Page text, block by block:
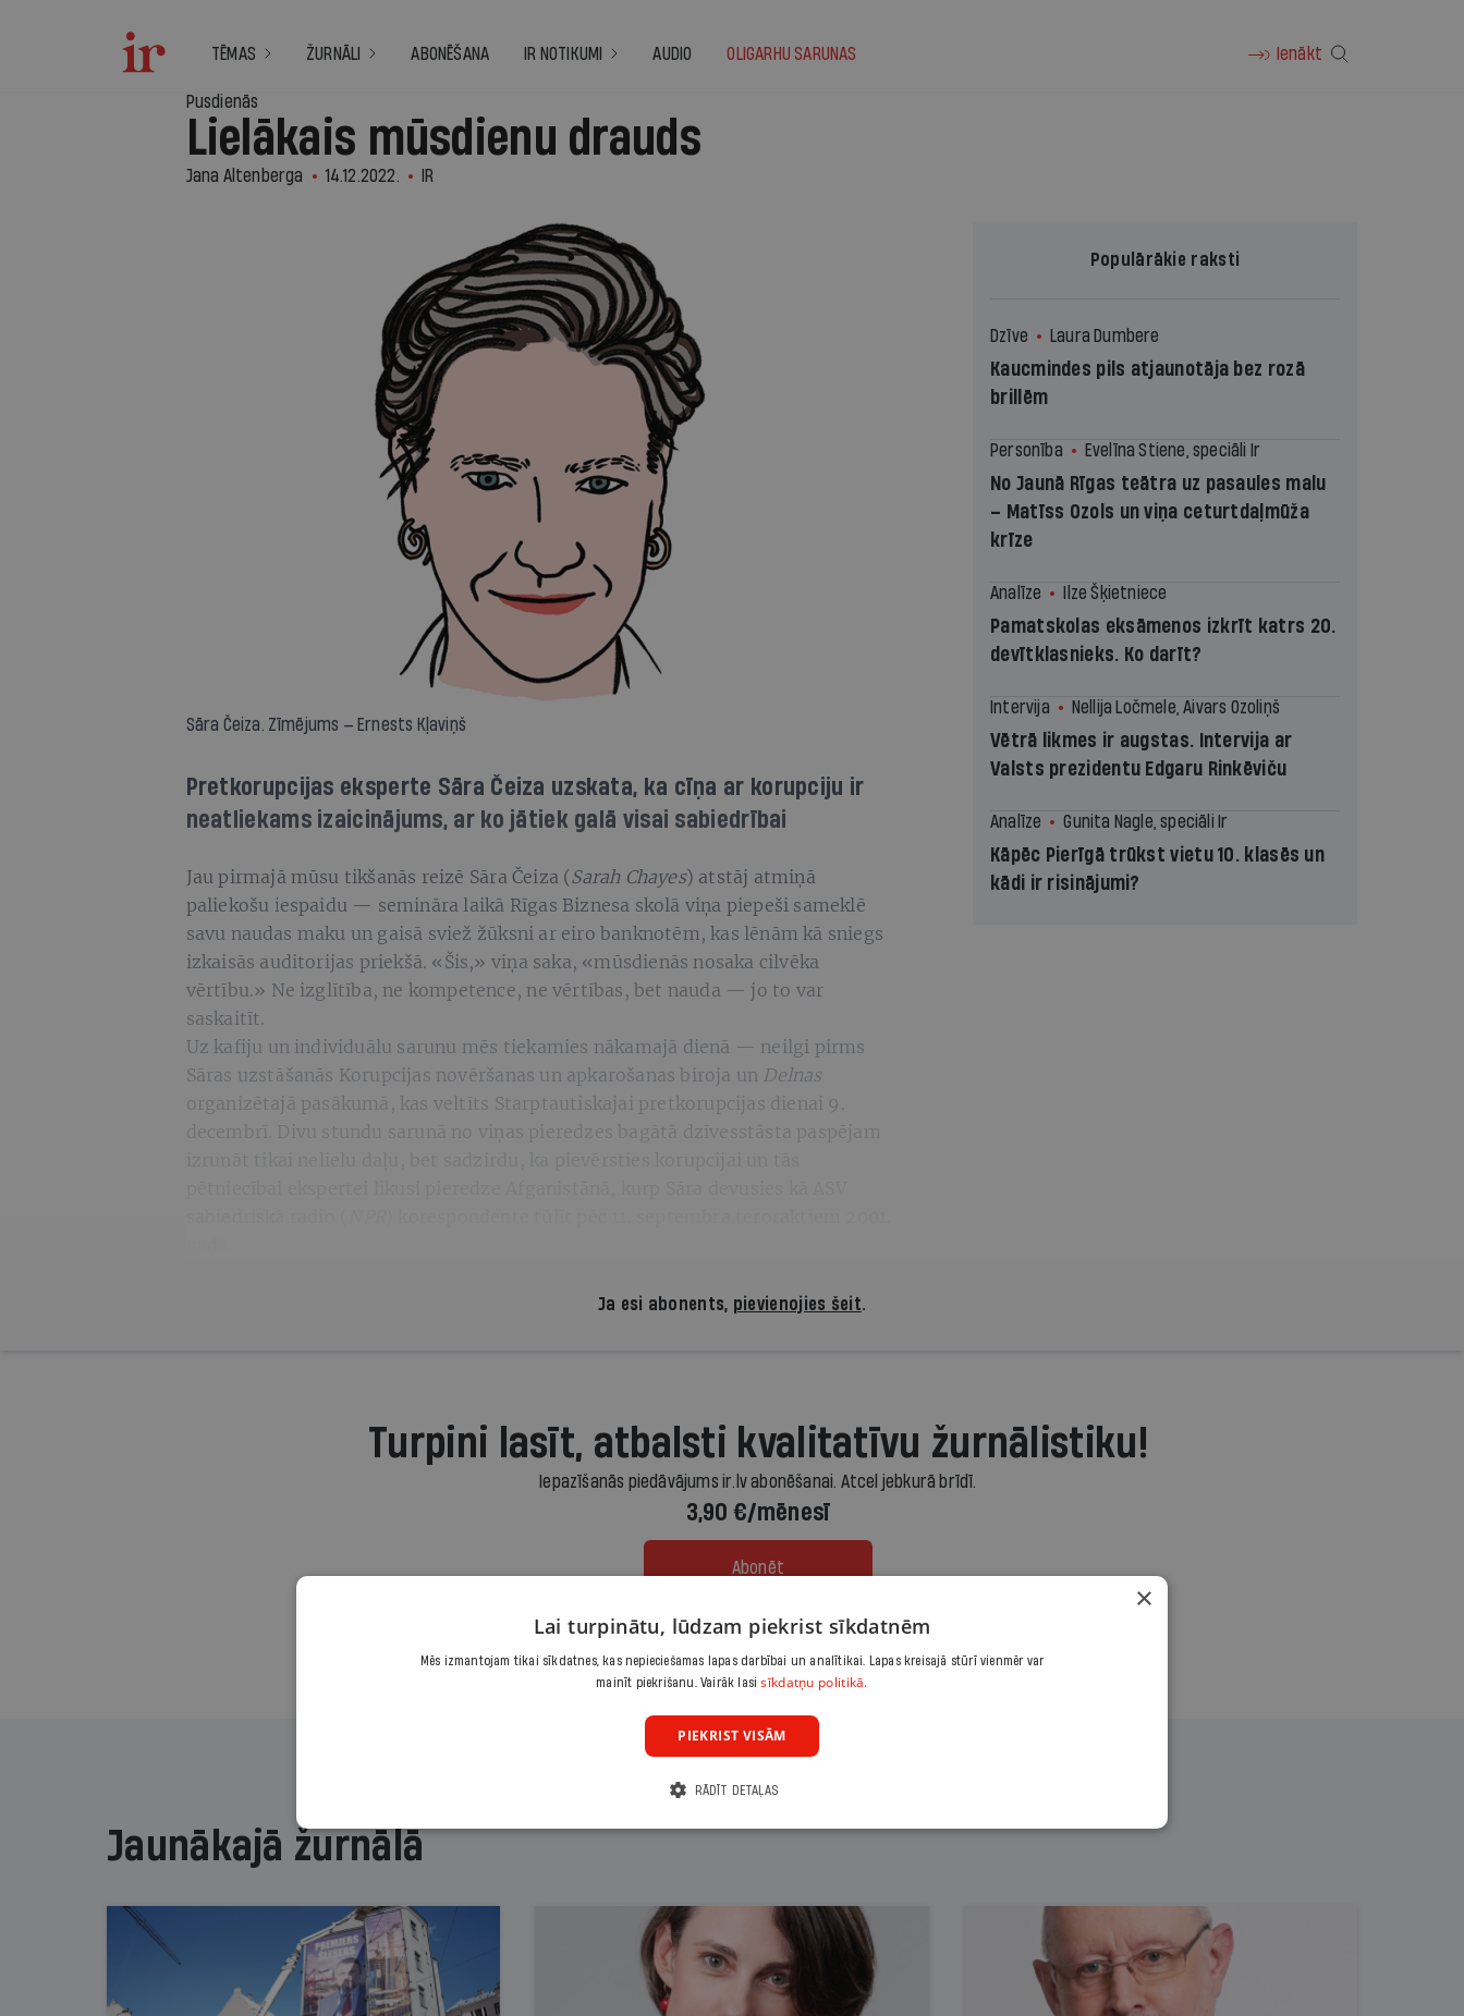
TĒMAS ŽURNĀLI ABONĒŠANA IR NOTIKUMI AUDIO OLIGARHU SARUNAS Ienākt
Pusdienās
Lielākais mūsdienu drauds
Jana Altenberga 14.12.2022. IR
Sāra Čeiza. Zīmējums — Ernests Kļaviņš
Pretkorupcijas eksperte Sāra Čeiza uzskata, ka cīņa ar korupciju ir
neatliekams izaicinājums, ar ko jātiek galā visai sabiedrībai
Jau pirmajā mūsu tikšanās reizē Sāra Čeiza (Sarah Chayes) atstāj atmiņā
paliekošu iespaidu — semināra laikā Rīgas Biznesa skolā viņa piepeši sameklē
savu naudas maku un gaisā sviež žūksni ar eiro banknotēm, kas lēnām kā sniegs
izkaisās auditorijas priekšā. «Šis,» viņa saka, «mūsdienās nosaka cilvēka
vērtību.» Ne izglītība, ne kompetence, ne vērtības, bet nauda — jo to var
saskaitīt.
Uz kafiju un individuālu sarunu mēs tiekamies nākamajā dienā — neilgi pirms
Sāras uzstāšanās Korupcijas novēršanas un apkarošanas biroja un Delnas
organizētajā pasākumā, kas veltīts Starptautiskajai pretkorupcijas dienai 9.
decembrī. Divu stundu sarunā no viņas pieredzes bagātā dzīvesstāsta paspējam
Populārākie raksti
Dzīve Laura Dumbere
Kaucmindes pils atjaunotāja bez rozā
brillēm
Personība Evelīna Stiene, speciāli Ir
No Jaunā Rīgas teātra uz pasaules malu
– Matīss Ozols un viņa ceturtdaļmūža
krīze
Analīze Ilze Šķietniece
Pamatskolas eksāmenos izkrīt katrs 20.
devītklasnieks. Ko darīt?
Intervija Nellija Ločmele, Aivars Ozoliņš
Vētrā likmes ir augstas. Intervija ar
Valsts prezidentu Edgaru Rinkēviču
Analīze Gunita Nagle, speciāli Ir
Kāpēc Pierīgā trūkst vietu 10. klasēs un
kādi ir risinājumi?
Ja esi abonents, pievienojies šeit.
Turpini lasīt, atbalsti kvalitatīvu žurnālistiku!
Iepazīšanās piedāvājums ir.lv abonēšanai. Atcel jebkurā brīdī.
3,90 €/mēnesī
Abonēt
Citas abonēšanas iespējas meklē šeit
Jaunākajā žurnālā
×
Lai turpinātu, lūdzam piekrist sīkdatnēm
Mēs izmantojam tikai sīkdatnes, kas nepieciešamas lapas darbībai un analītikai. Lapas kreisajā stūrī vienmēr var
mainīt piekrišanu. Vairāk lasisīkdatņu politikā.
PIEKRIST VISĀM
RĀDĪT DETAĻAS